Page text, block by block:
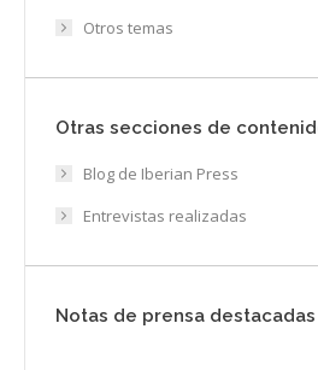
Otros temas
Otras secciones de
Blog de Iberian Press
Entrevistas realizadas
Notas de prensa destacadas